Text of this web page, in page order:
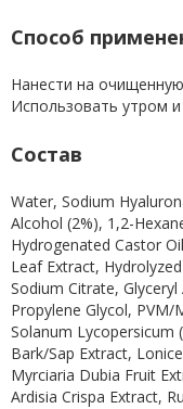
Способ
Нанести на
Использовать утром
Состав
Water, Sodium
Alcohol (2%), 1,2-
Hydrogenated Castor
Leaf Extract,
Sodium Citrate,
Propylene Glycol,
Solanum Lycopersicum
Bark/Sap Extract,
Myrciaria Dubia Fruit
Ardisia Crispa Extract,